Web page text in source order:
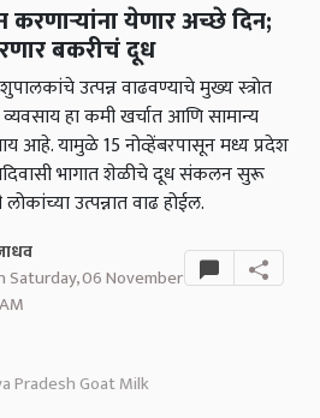
करणाऱ्यांना येणार अच्छे दिन;
बकरीचं दूध
उत्पन्न वाढवण्याचे मुख्य स्त्रोत
हा कमी खर्चात आणि सामान्य
आहे. यामुळे 15 नोव्हेंबरपासून मध्य प्रदेश
भागात शेळीचे दूध संकलन सुरू
उत्पन्नात वाढ होईल.
Saturday, 06 November
Pradesh Goat Milk